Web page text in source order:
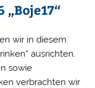
wir in diesem
ausrichten.
sowie
verbrachten wir